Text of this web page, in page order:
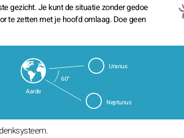
gezicht. Je kunt de situatie zonder gedoe
te zetten met je hoofd omlaag. Doe geen
Aarde
Uranus
Neptunus
60°